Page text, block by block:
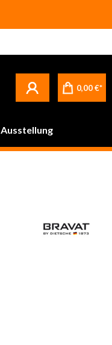
0,00 €*
Ausstellung